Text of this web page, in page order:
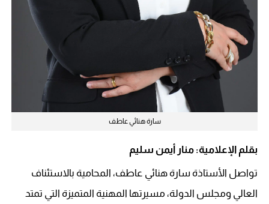
سارة هنائي عاطف
بقلم الإعلامية: منار أيمن سليم
تواصل الأستاذة سارة هنائي عاطف، المحامية بالاستئناف
العالي ومجلس الدولة، مسيرتها المهنية المتميزة التي تمتد